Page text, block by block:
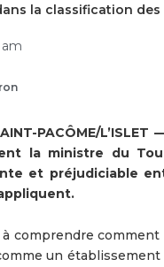
la classification
SAINT-PACÔME/
la ministre du
et préjudiciable
comprendre
un